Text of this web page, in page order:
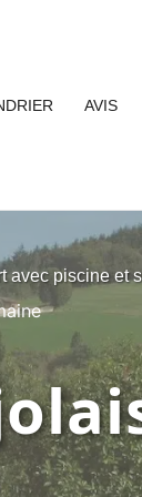
AVIS
avec piscine et